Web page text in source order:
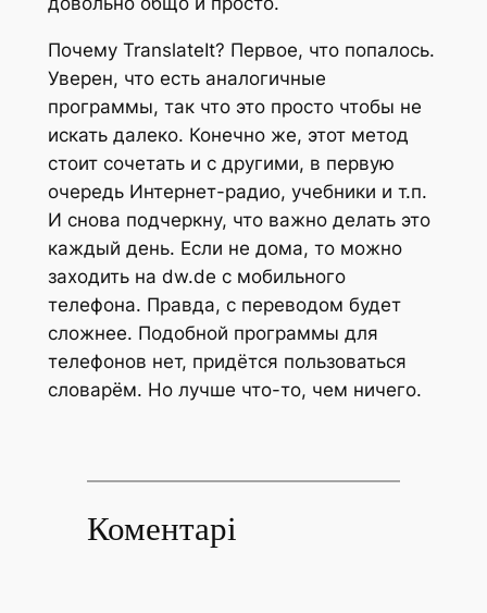
Почему TranslateIt? Первое, что попалось.
Уверен, что есть аналогичные
программы, так что это просто чтобы не
искать далеко. Конечно же, этот метод
стоит сочетать и с другими, в первую
очередь Интернет-радио, учебники и т.п.
И снова подчеркну, что важно делать это
каждый день. Если не дома, то можно
заходить на dw.de с мобильного
телефона. Правда, с переводом будет
сложнее. Подобной программы для
телефонов нет, придётся пользоваться
словарём. Но лучше что-то, чем ничего.
Коментарі